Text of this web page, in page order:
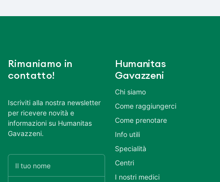
Rimaniamo in
contatto!
Iscriviti alla nostra newsletter
per ricevere novità e
informazioni su Humanitas
Gavazzeni.
Humanitas
Gavazzeni
Chi siamo
Come raggiungerci
Come prenotare
Info utili
Specialità
Centri
I nostri medici